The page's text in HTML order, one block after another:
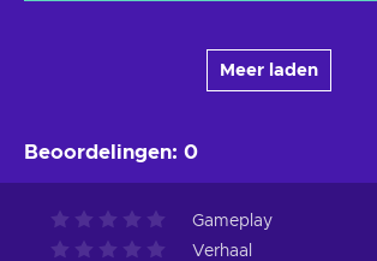
Meer laden
Beoordelingen: 0
Gameplay
Verhaal